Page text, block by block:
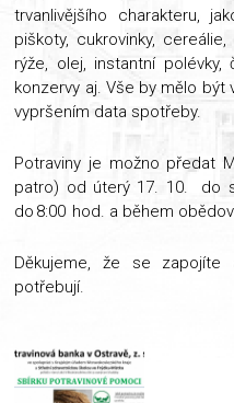
trvanlivějšího charakteru,
piškoty, cukrovinky,
rýže, olej, instantní polévky,
konzervy aj. Vše by mělo
vypršením data spotřeby.
Potraviny je možno předat
patro) od úterý 17. 10. do
do 8:00 hod. a během
Děkujeme, že se
potřebují.